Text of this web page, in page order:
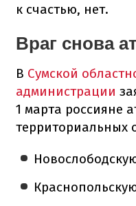
к счастью, нет.
Враг снова
В Сумской
администрации
1 марта россияне
территориальных